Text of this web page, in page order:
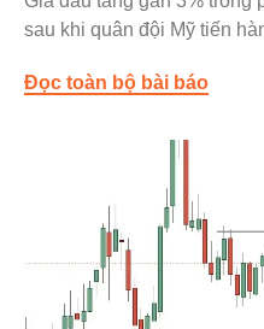
sau khi quân đội Mỹ tiến
Đọc toàn bộ bài báo